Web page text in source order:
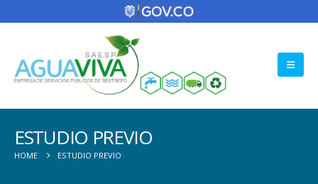
ESTUDIO PREVIO
HOME ESTUDIO PREVIO